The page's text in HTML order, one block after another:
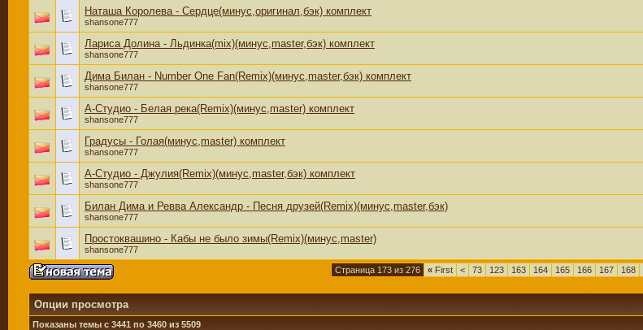
Наташа Королева - Сердце(минус,оригинал,бэк) комплект
shansone777
Лариса Долина - Льдинка(mix)(минус,master,бэк) комплект
shansone777
Дима Билан - Number One Fan(Remix)(минус,master,бэк) комплект
shansone777
А-Студио - Белая река(Remix)(минус,master) комплект
shansone777
Градусы - Голая(минус,master) комплект
shansone777
А-Студио - Джулия(Remix)(минус,master,бэк) комплект
shansone777
Билан Дима и Ревва Александр - Песня друзей(Remix)(минус,master,бэк)
shansone777
Простоквашино - Кабы не было зимы(Remix)(минус,master)
shansone777
Страница 173 из 276 « First < 73 123 163 164 165 166 167 168
Опции просмотра
Показаны темы с 3441 по 3460 из 5509